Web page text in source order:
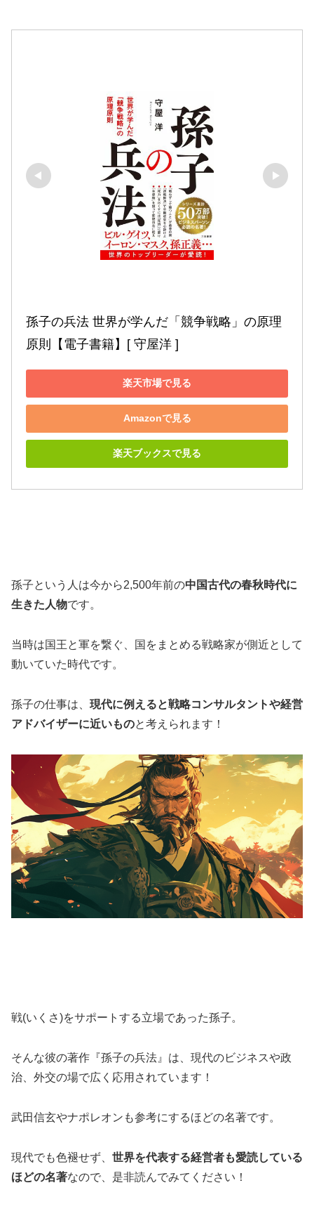
孫子の兵法 世界が学んだ「競争戦略」の原理
原則【電子書籍】[ 守屋洋 ]
楽天市場で見る
Amazonで見る
楽天ブックスで見る
孫子という人は今から2,500年前の中国古代の春秋時代に
生きた人物です。
当時は国王と軍を繋ぐ、国をまとめる戦略家が側近として
動いていた時代です。
孫子の仕事は、 現代に例えると戦略コンサルタントや経営
アドバイザーに近いものと考えられます！
戦(いくさ)をサポートする立場であった孫子。
そんな彼の著作『孫子の兵法』は、現代のビジネスや政
治、外交の場で広く応用されています！
武田信玄やナポレオンも参考にするほどの名著です。
現代でも色褪せず、 世界を代表する経営者も愛読している
ほどの名著なので、是非読んでみてください！